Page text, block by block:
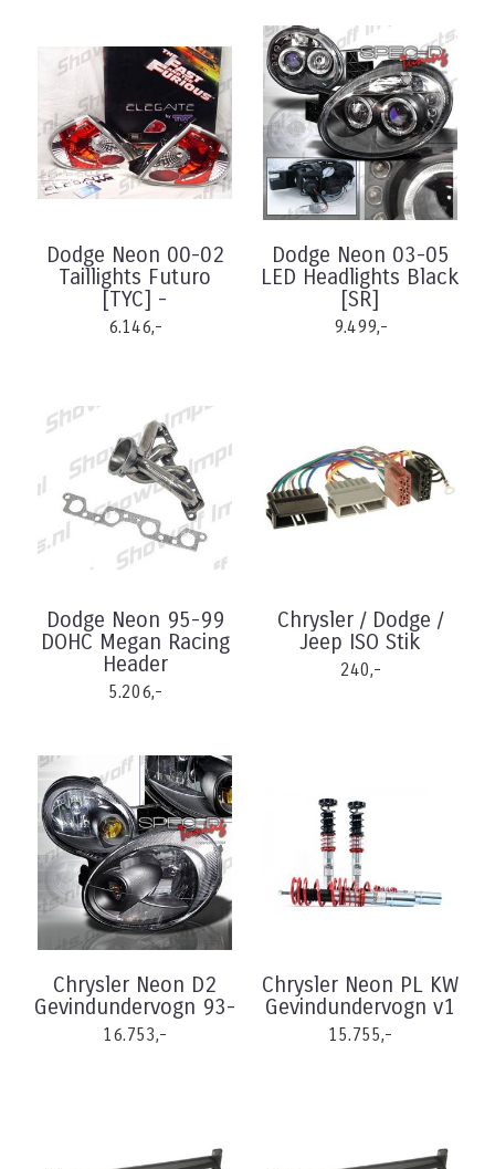
Dodge Neon 00-02
Taillights Futuro
[TYC] -
6.146,-
Dodge Neon 03-05
LED Headlights Black
[SR]
9.499,-
Dodge Neon 95-99
DOHC Megan Racing
Header
5.206,-
Chrysler / Dodge /
Jeep ISO Stik
240,-
Chrysler Neon D2
Gevindundervogn 93-
16.753,-
Chrysler Neon PL KW
Gevindundervogn v1
15.755,-